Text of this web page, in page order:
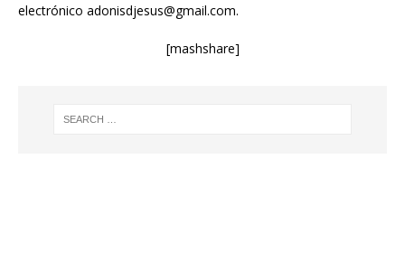
electrónico adonisdjesus@gmail.com.
[mashshare]